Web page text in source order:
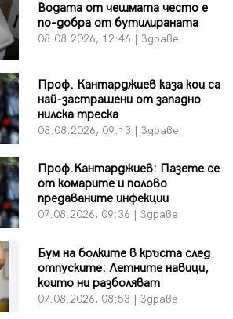
Водата от чешмата често е
по-добра от бутилираната
08.08.2026, 12:46 | Здраве
Проф. Кантарджиев каза кои са
най-застрашени от западно
нилска треска
08.08.2026, 09:13 | Здраве
Проф.Кантарджиев: Пазете се
от комарите и полово
предаваните инфекции
07.08.2026, 09:36 | Здраве
Бум на болките в кръста след
отпуските: Летните навици,
които ни разболяват
07.08.2026, 08:53 | Здраве